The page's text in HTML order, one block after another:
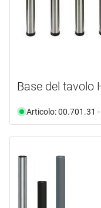
Base del tavolo
Articolo: 00.701.31